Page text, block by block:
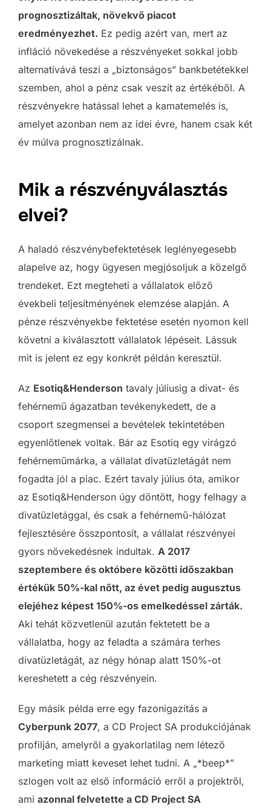
prognosztizáltak, növekvő piacot
eredményezhet. Ez pedig azért van, mert az
infláció növekedése a részvényeket sokkal jobb
alternatívává teszi a „biztonságos” bankbetétekkel
szemben, ahol a pénz csak veszít az értékéből. A
részvényekre hatással lehet a kamatemelés is,
amelyet azonban nem az idei évre, hanem csak két
év múlva prognosztizálnak.
Mik a részvényválasztás
elvei?
A haladó részvénybefektetések leglényegesebb
alapelve az, hogy ügyesen megjósoljuk a közelgő
trendeket. Ezt megteheti a vállalatok előző
évekbeli teljesítményének elemzése alapján. A
pénze részvényekbe fektetése esetén nyomon kell
követni a kiválasztott vállalatok lépéseit. Lássuk
mit is jelent ez egy konkrét példán keresztül.
Az Esotiq&Henderson tavaly júliusig a divat- és
fehérnemű ágazatban tevékenykedett, de a
csoport szegmensei a bevételek tekintetében
egyenlőtlenek voltak. Bár az Esotiq egy virágzó
fehérneműmárka, a vállalat divatüzletágát nem
fogadta jól a piac. Ezért tavaly július óta, amikor
az Esotiq&Henderson úgy döntött, hogy felhagy a
divatüzletággal, és csak a fehérnemű-hálózat
fejlesztésére összpontosít, a vállalat részvényei
gyors növekedésnek indultak. A 2017
szeptembere és októbere közötti időszakban
értékük 50%-kal nőtt, az évet pedig augusztus
elejéhez képest 150%-os emelkedéssel zárták.
Aki tehát közvetlenül azután fektetett be a
vállalatba, hogy az feladta a számára terhes
divatüzletágát, az négy hónap alatt 150%-ot
kereshetett a cég részvényein.
Egy másik példa erre egy fazonigazítás a
Cyberpunk 2077, a CD Project SA produkciójának
profilján, amelyről a gyakorlatilag nem létező
marketing miatt keveset lehet tudni. A „*beep*”
szlogen volt az első információ erről a projektről,
ami azonnal felvetette a CD Project SA